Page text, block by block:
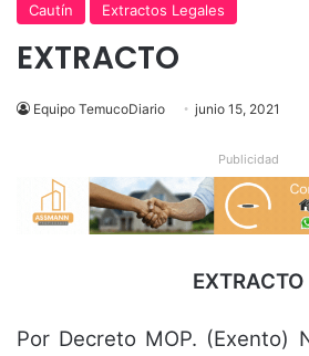
Cautín Extractos Legales
EXTRACTO
Equipo TemucoDiario junio 15, 2021
Publicidad
EXTRACTO
Por Decreto MOP. (Exento)